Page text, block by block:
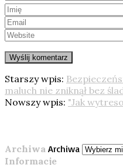
Starszy wpis:
maluch nie zniknął bez
Nowszy wpis: "Jak
Archiwa Archiwa
Informacje